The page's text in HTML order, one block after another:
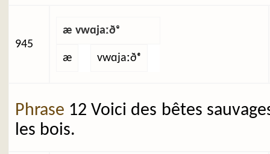
945
æ vwɑjaːðᵉ
æ vwɑjaːðᵉ
Phrase 12 Voici des bêtes
les bois.